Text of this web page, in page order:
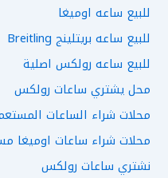
للبيع ساعه اوميغا
للبيع ساعه بريتلينج Breitling
للبيع ساعه رولكس اصلية
محل يشتري ساعات رولكس
محلات شراء الساعات
محلات شراء ساعات اوميغا
نشتري ساعات رولكس